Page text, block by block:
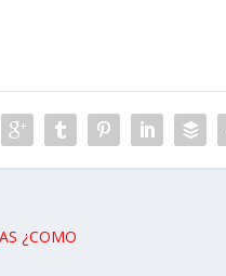
¿COMO